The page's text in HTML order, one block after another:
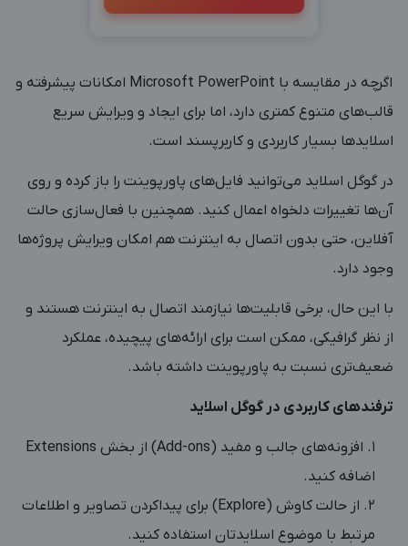
اگرچه در مقایسه با Microsoft PowerPoint امکانات پیشرفته و
قالب‌های متنوع کمتری دارد، اما برای ایجاد و ویرایش سریع
اسلایدها بسیار کاربردی و کاربرپسند است.
در گوگل اسلاید می‌توانید فایل‌های پاورپوینت را باز کرده و روی
آن‌ها تغییرات دلخواه اعمال کنید. همچنین با فعال‌سازی حالت
آفلاین، حتی بدون اتصال به اینترنت هم امکان ویرایش پروژه‌ها
وجود دارد.
با این حال، برخی قابلیت‌ها نیازمند اتصال به اینترنت هستند و
از نظر گرافیکی، ممکن است برای ارائه‌های پیچیده، عملکرد
ضعیف‌تری نسبت به پاورپوینت داشته باشد.
ترفندهای کاربردی در گوگل اسلاید
افزونه‌های جالب و مفید (Add-ons) از بخش Extensions
اضافه کنید.
از حالت کاوش (Explore) برای پیداکردن تصاویر و اطلاعات
مرتبط با موضوع اسلایدتان استفاده کنید.